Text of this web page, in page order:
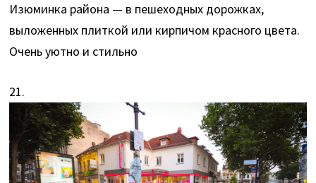
Изюминка района — в пешеходных дорожках,
выложенных плиткой или кирпичом красного цвета.
Очень уютно и стильно
21.